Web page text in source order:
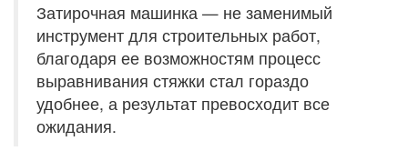
Затирочная машинка — не заменимый
инструмент для строительных работ,
благодаря ее возможностям процесс
выравнивания стяжки стал гораздо
удобнее, а результат превосходит все
ожидания.